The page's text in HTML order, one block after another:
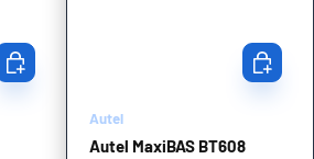
In den Warenkorb
Autel
Autel MaxiBAS BT608
In den